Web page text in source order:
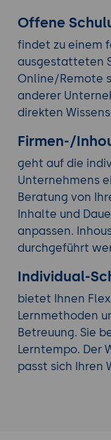
Offene
findet zu einem
ausgestatteten
Online/Remote
anderer
direkten
Firmen-/
geht auf die
Unternehmens
Beratung von
Inhalte und
anpassen.
durchgeführt
Individual-
bietet Ihnen
Lernmethoden
Betreuung. Sie
Lerntempo. Der
passt sich Ihren